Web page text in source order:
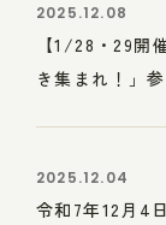
2025.12.08
【1/28・29
き集まれ！」
2025.12.04
令和7年12月4